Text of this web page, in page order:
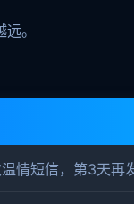
。
情短信，第3天再